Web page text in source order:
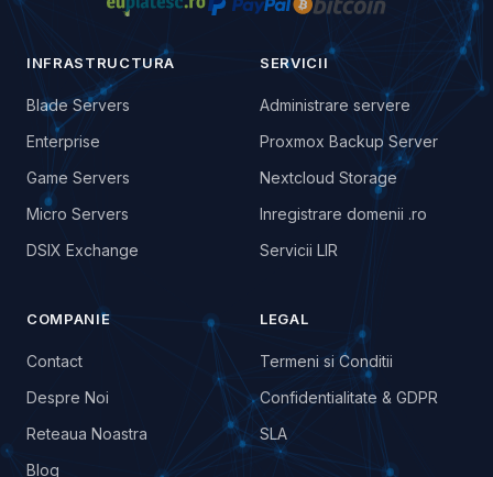
INFRASTRUCTURA
Blade Servers
Enterprise
Game Servers
Micro Servers
DSIX Exchange
SERVICII
Administrare servere
Proxmox Backup Server
Nextcloud Storage
Inregistrare domenii .ro
Servicii LIR
COMPANIE
Contact
Despre Noi
Reteaua Noastra
Blog
LEGAL
Termeni si Conditii
Confidentialitate & GDPR
SLA